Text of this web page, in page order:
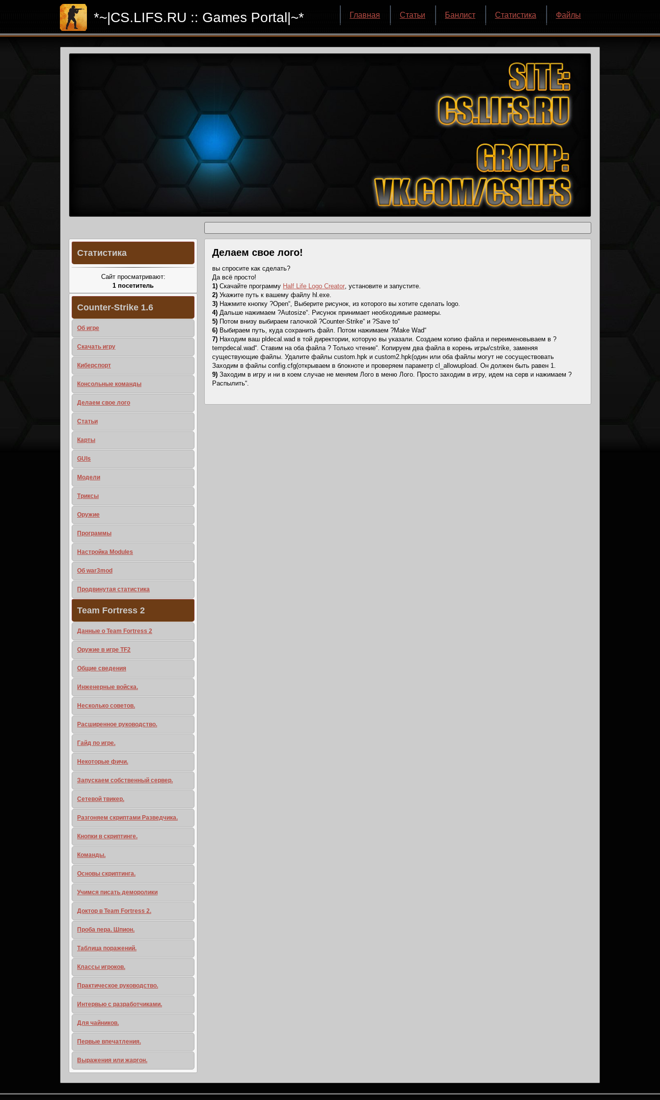
*~|CS.LIFS.RU :: Games Portal|~* Главная Статьи Банлист Статистика Файлы
Делаем свое лого!
вы спросите как сделать?
Да всё просто!
1) Скачайте программу Half Life Logo Creator , установите и запустите.
2) Укажите путь к вашему файлу hl.exe.
3) Нажмите кнопку ?Open“, Выберите рисунок, из которого вы хотите сделать logo.
4) Дальше нажимаем ?Autosize“. Рисунок принимает необходимые размеры.
5) Потом внизу выбираем галочкой ?Counter-Strike“ и ?Save to“
6) Выбираем путь, куда сохранить файл. Потом нажимаем ?Make Wad“
7) Находим ваш pldecal.wad в той директории, которую вы указали. Создаем копию файла и переименовываем в ?
tempdecal.wad“. Ставим на оба файла ? Только чтение“. Копируем два файла в корень игры/cstrike, заменяя
существующие файлы. Удалите файлы custom.hpk и custom2.hpk(один или оба файлы могут не сосуществовать
Заходим в файлы config.cfg(открываем в блокноте и проверяем параметр cl_allowupload. Он должен быть равен 1.
9) Заходим в игру и ни в коем случае не меняем Лого в меню Лого. Просто заходим в игру, идем на серв и нажимаем ?
Распылить“.
Статистика
Сайт просматривают:
1 посетитель
Counter-Strike 1.6
Об игре
Скачать игру
Киберспорт
Консольные команды
Делаем свое лого
Статьи
Карты
GUIs
Модели
Триксы
Оружие
Программы
Настройка Modules
Об war3mod
Продвинутая статистика
Team Fortress 2
Данные о Team Fortress 2
Оружие в игре TF2
Общие сведения
Инженерные войска.
Несколько советов.
Расширенное руководство.
Гайд по игре.
Некоторые фичи.
Запускаем собственный сервер.
Сетевой твикер.
Разгоняем скриптами Разведчика.
Кнопки в скриптинге.
Команды.
Основы скриптинга.
Учимся писать деморолики
Доктор в Team Fortress 2.
Проба пера. Шпион.
Таблица поражений.
Классы игроков.
Практическое руководство.
Интервью с разработчиками.
Для чайников.
Первые впечатления.
Выражения или жаргон.